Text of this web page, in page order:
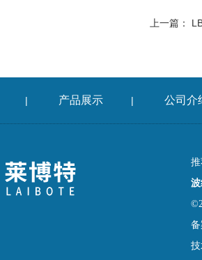
上一篇：
| 产品展示 | 公司介
备